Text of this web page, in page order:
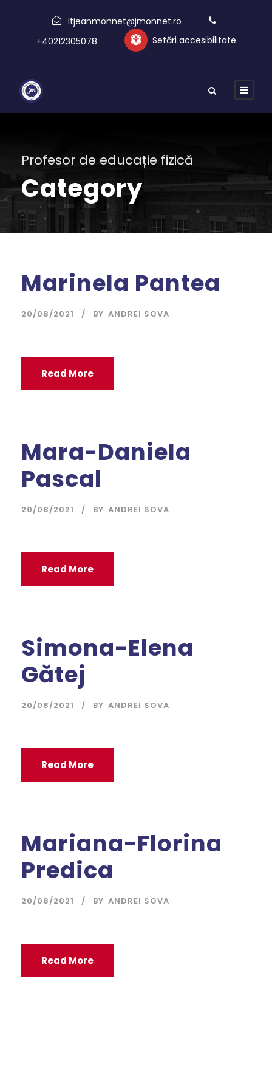
ltjeanmonnet@jmonnet.ro
+40212305078
Setări accesibilitate
Profesor de educație fizică
Category
Marinela Pantea
20/08/2021 BY ANDREI SOVA
Read More
Mara-Daniela
Pascal
20/08/2021 BY ANDREI SOVA
Read More
Simona-Elena
Gătej
20/08/2021 BY ANDREI SOVA
Read More
Mariana-Florina
Predica
20/08/2021 BY ANDREI SOVA
Read More